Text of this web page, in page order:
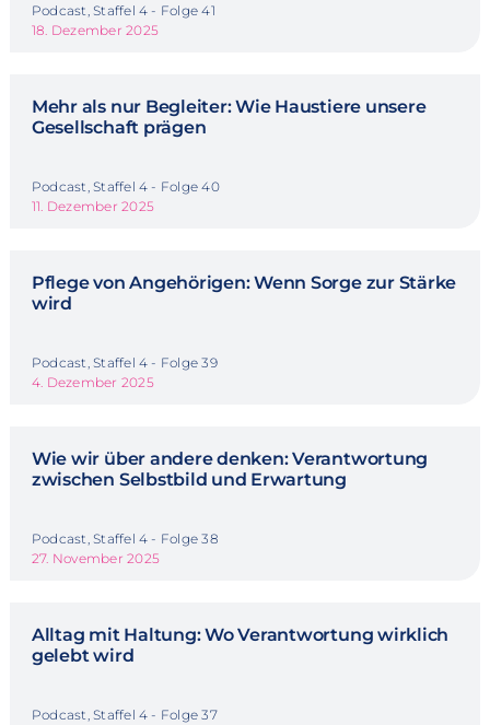
Podcast, Staffel 4 - Folge 41
18. Dezember 2025
Mehr als nur Begleiter: Wie Haustiere unsere
Gesellschaft prägen
Podcast, Staffel 4 - Folge 40
11. Dezember 2025
Pflege von Angehörigen: Wenn Sorge zur Stärke
wird
Podcast, Staffel 4 - Folge 39
4. Dezember 2025
Wie wir über andere denken: Verantwortung
zwischen Selbstbild und Erwartung
Podcast, Staffel 4 - Folge 38
27. November 2025
Alltag mit Haltung: Wo Verantwortung wirklich
gelebt wird
Podcast, Staffel 4 - Folge 37